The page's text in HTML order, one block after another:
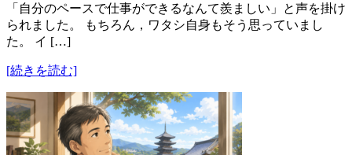
「自分のペースで仕事ができるなんて羨ましい」と声を掛け
られました。 もちろん，ワタシ自身もそう思っていまし
た。 イ […]
[続きを読む]